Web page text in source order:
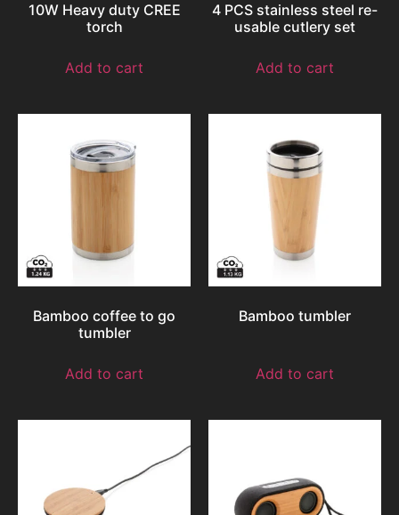
10W Heavy duty CREE
torch
Add to cart
4 PCS stainless steel re-
usable cutlery set
Add to cart
Bamboo coffee to go
tumbler
Add to cart
Bamboo tumbler
Add to cart